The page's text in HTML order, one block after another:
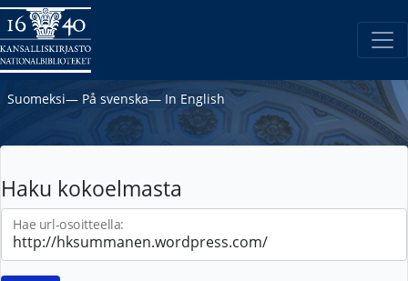
Suomeksi― På svenska― In English
Haku kokoelmasta
Hae url-osoitteella: